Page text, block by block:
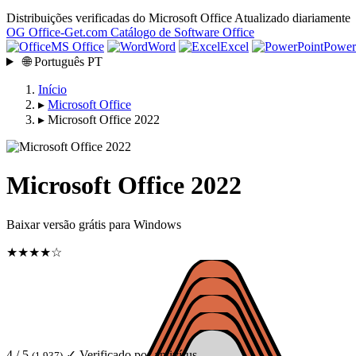
Distribuições verificadas do Microsoft Office Atualizado diariamente
OG Office-Get.com Catálogo de Software Office
MS Office
Word Excel
🌐 Português PT
Início
▸ Microsoft Office
▸ Microsoft Office 2022
Microsoft Office 2022
Baixar versão grátis para Windows
★★★★☆